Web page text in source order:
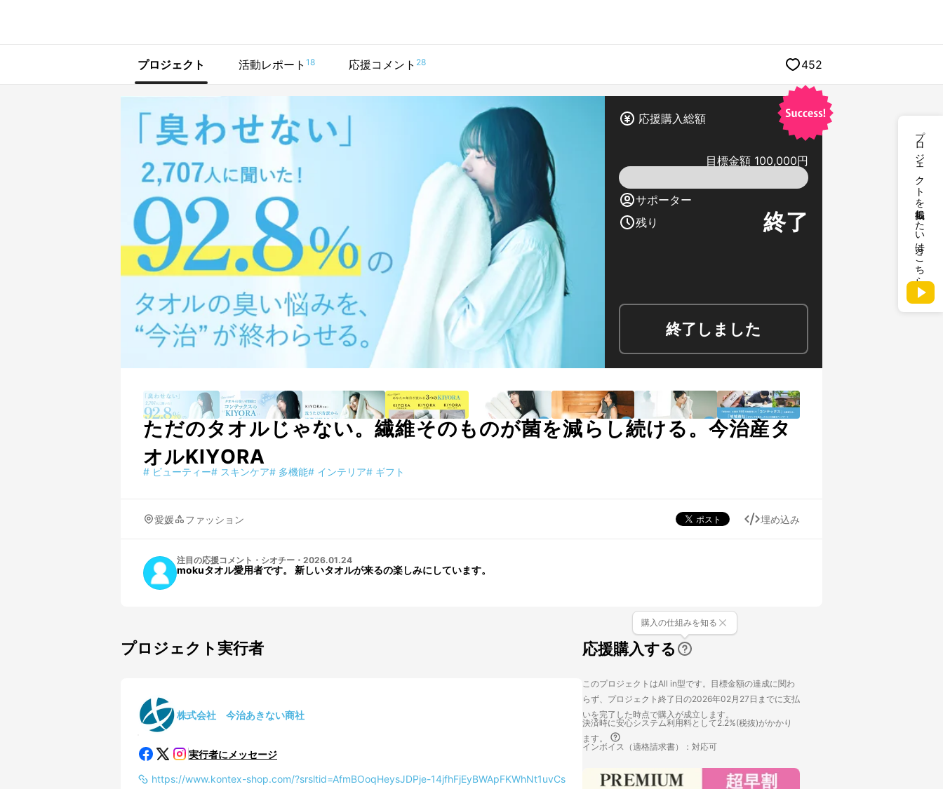
プロジェクトを掲載したい方はこちら
プロジェクト 活動レポート 18 応援コメント 28 452
応援購入総額
目標金額 100,000円
サポーター
残り
終了
終了しました
ただのタオルじゃない。繊維そのものが菌を減らし続ける。今治産タ
オルKIYORA
# ビューティー# スキンケア# 多機能# インテリア# ギフト
愛媛 ファッション 埋め込み
注目の応援コメント ・ シオチー ・ 2026.01.24
mokuタオル愛用者です。 新しいタオルが来るの楽しみにしています。
プロジェクト実行者
株式会社 今治あきない商社
実行者にメッセージ
https://www.kontex-shop.com/?srsltid=AfmBOoqHeysJDPje-14jfhFjEyBWApFKWhNt1uvCs
応援購入する
購入の仕組みを知る
このプロジェクトはAll in型です。目標金額の達成に関わ
らず、プロジェクト終了日の2026年02月27日までに支払
いを完了した時点で購入が成立します。
決済時に安心システム利用料として2.2%(税抜)がかかり
ます。
インボイス（適格請求書）：対応可